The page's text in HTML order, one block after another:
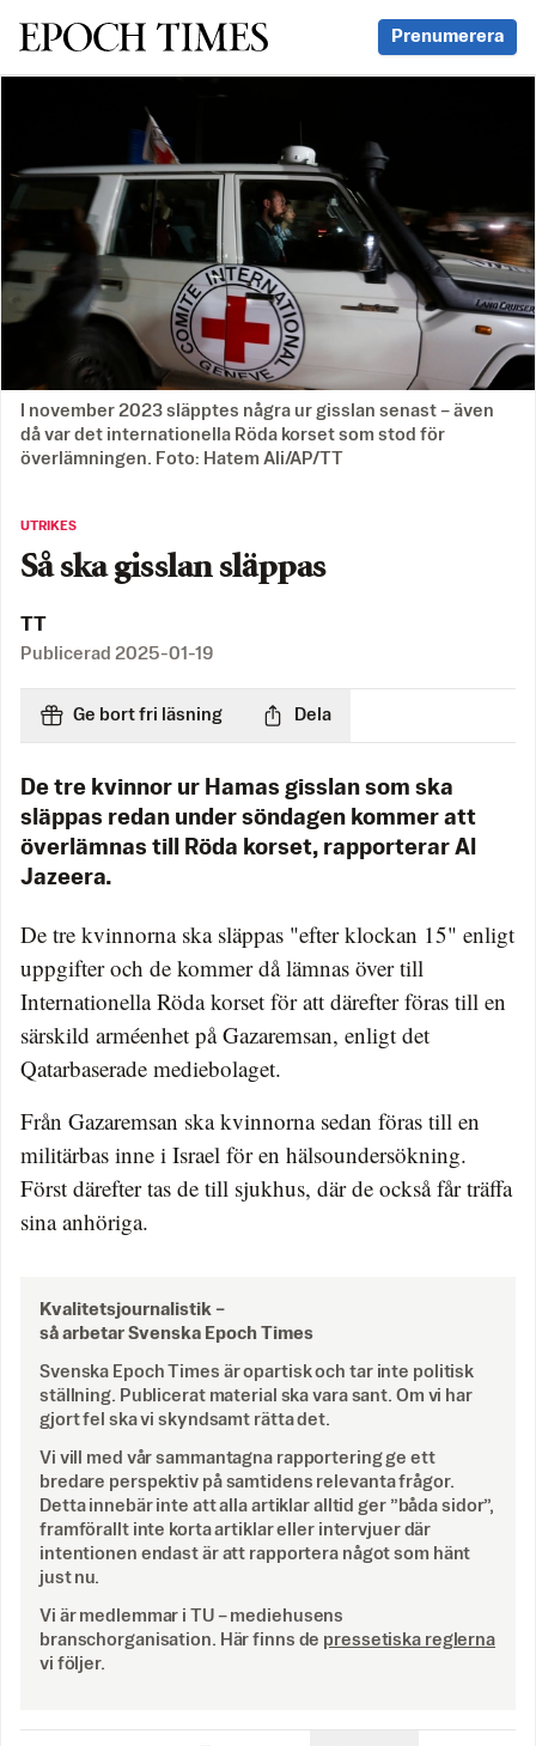
Svenska Epoch Times Prenumerera
I november 2023 släpptes några ur gisslan senast – även
då var det internationella Röda korset som stod för
överlämningen. Foto: Hatem Ali/AP/TT
UTRIKES
Så ska gisslan släppas
TT
Publicerad 2025-01-19
Ge bort fri läsning Dela
De tre kvinnor ur Hamas gisslan som ska
släppas redan under söndagen kommer att
överlämnas till Röda korset, rapporterar Al
Jazeera.
De tre kvinnorna ska släppas "efter klockan 15" enligt
uppgifter och de kommer då lämnas över till
Internationella Röda korset för att därefter föras till en
särskild arméenhet på Gazaremsan, enligt det
Qatarbaserade mediebolaget.
Från Gazaremsan ska kvinnorna sedan föras till en
militärbas inne i Israel för en hälsoundersökning.
Först därefter tas de till sjukhus, där de också får träffa
sina anhöriga.
Kvalitetsjournalistik –
så arbetar Svenska Epoch Times
Svenska Epoch Times är opartisk och tar inte politisk
ställning. Publicerat material ska vara sant. Om vi har
gjort fel ska vi skyndsamt rätta det.
Vi vill med vår sammantagna rapportering ge ett
bredare perspektiv på samtidens relevanta frågor.
Detta innebär inte att alla artiklar alltid ger ”båda sidor”,
framförallt inte korta artiklar eller intervjuer där
intentionen endast är att rapportera något som hänt
just nu.
Vi är medlemmar i TU – mediehusens
branschorganisation. Här finns de pressetiska reglerna
vi följer.